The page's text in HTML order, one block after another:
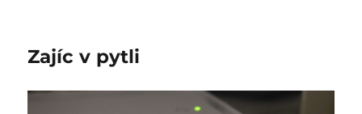
Zajíc v pytli